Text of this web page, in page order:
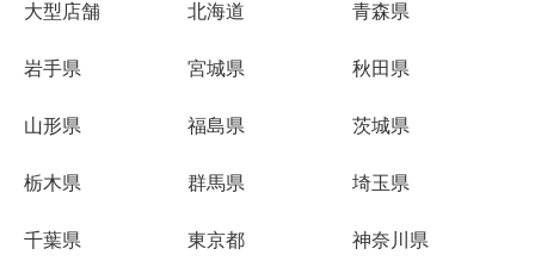
大型店舗 北海道 青森県
岩手県 宮城県 秋田県
山形県 福島県 茨城県
栃木県 群馬県 埼玉県
千葉県 東京都 神奈川県